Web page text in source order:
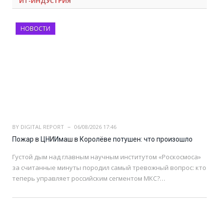
НОВОСТИ
BY DIGITAL REPORT 06/08/2026 17:46
Пожар в ЦНИИмаш в Королёве потушен: что произошло
Густой дым над главным научным институтом «Роскосмоса»
за считанные минуты породил самый тревожный вопрос: кто
теперь управляет российским сегментом МКС?…